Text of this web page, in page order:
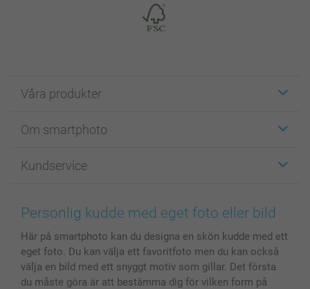
Våra produkter
Fotokort
Fotoböcker
Bilder, Fotoförstoring & Fotohäften
Skal till Mobil & Surfplatta
MyNameBook
Fotoalmanackor & Fotoagenda
Fotoramar & Tillbehör
Om smartphoto
För affiliates
Cookie Policy
Villkor och garantier
Investor Relations
Kundservice
smartgaranti
smartbonus
Priser & betalning
Status på beställningar
Personlig kudde med eget foto eller bild
Här på smartphoto kan du designa en skön kudde med ett
eget foto. Du kan välja ett favoritfoto men du kan också
välja en bild med ett snyggt motiv som gillar. Det första
du måste göra är att bestämma dig för vilken form på